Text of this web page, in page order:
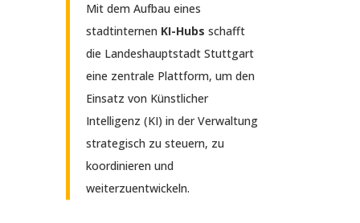
Mit dem Aufbau eines
stadtinternen KI-Hubs schafft
die Landeshauptstadt Stuttgart
eine zentrale Plattform, um den
Einsatz von Künstlicher
Intelligenz (KI) in der Verwaltung
strategisch zu steuern, zu
koordinieren und
weiterzuentwickeln.